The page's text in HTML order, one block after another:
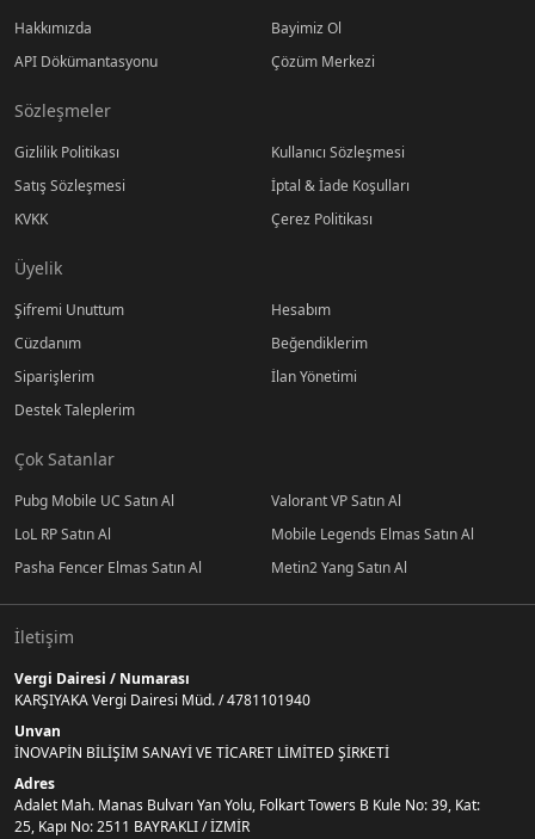
Hakkımızda
Bayimiz Ol
API Dökümantasyonu
Çözüm Merkezi
Sözleşmeler
Gizlilik Politikası
Kullanıcı Sözleşmesi
Satış Sözleşmesi
İptal & İade Koşulları
KVKK
Çerez Politikası
Üyelik
Şifremi Unuttum
Hesabım
Cüzdanım
Beğendiklerim
Siparişlerim
İlan Yönetimi
Destek Taleplerim
Çok Satanlar
Pubg Mobile UC Satın Al
Valorant VP Satın Al
LoL RP Satın Al
Mobile Legends Elmas Satın Al
Pasha Fencer Elmas Satın Al
Metin2 Yang Satın Al
İletişim
Vergi Dairesi / Numarası
KARŞIYAKA Vergi Dairesi Müd. / 4781101940
Unvan
İNOVAPİN BİLİŞİM SANAYİ VE TİCARET LİMİTED ŞİRKETİ
Adres
Adalet Mah. Manas Bulvarı Yan Yolu, Folkart Towers B Kule No: 39, Kat:
25, Kapı No: 2511 BAYRAKLI / İZMİR